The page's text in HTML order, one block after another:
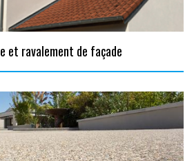
et ravalement de façade